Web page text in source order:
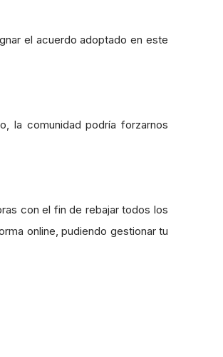
el acuerdo adoptado en este
la comunidad podría forzarnos
con el fin de rebajar todos los
online, pudiendo gestionar tu